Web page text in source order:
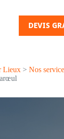
DEVIS
Lieux > Nos